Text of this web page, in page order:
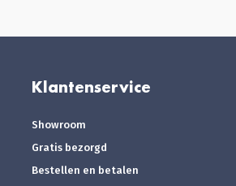
Klantenservice
Showroom
Gratis bezorgd
Bestellen en betalen